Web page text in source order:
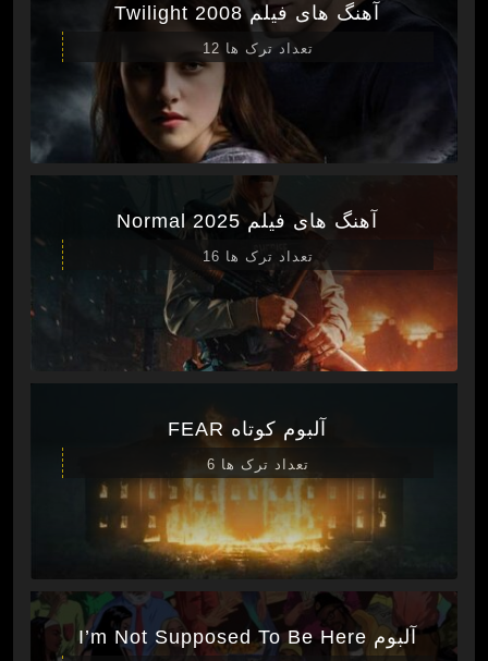
آهنگ های فیلم Twilight 2008
تعداد ترک ها 12
آهنگ های فیلم Normal 2025
تعداد ترک ها 16
آلبوم کوتاه FEAR
تعداد ترک ها 6
آلبوم I’m Not Supposed To Be Here